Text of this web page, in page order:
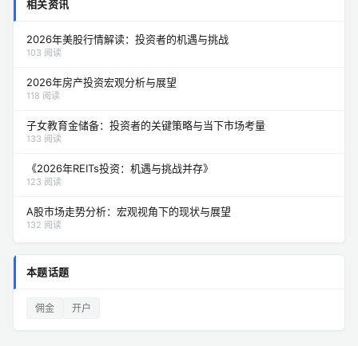
相关资讯
2026年美股行情解读：投资者的机遇与挑战
103 阅读
2026年房产投资宏观分析与展望
118 阅读
子女教育金储备：投资者的关键策略与当下市场考量
133 阅读
《2026年REITs投资：机遇与挑战并存》
123 阅读
A股市场走势分析：宏观视角下的现状与展望
132 阅读
本题话题
佣金 开户